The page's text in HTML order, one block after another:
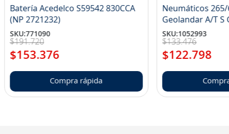
Batería Acedelco S59542 830CCA
(NP 2721232)
SKU:771090
$191.720
$153.376
Compra rápida
Neumáticos 265/
SKU:1052993
$133.476
$122.798